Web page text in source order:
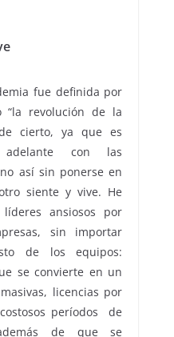
fue definida por
“la revolución de la
cierto, ya que es
adelante con las
así sin ponerse en
siente y vive. He
ansiosos por
sin importar
de los equipos:
se convierte en un
licencias por
períodos de
de que se